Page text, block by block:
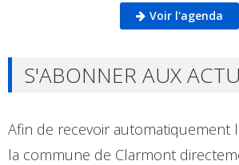
Voir l'agenda
S'ABONNER AUX
Afin de recevoir automatiquement
la commune de Clarmont